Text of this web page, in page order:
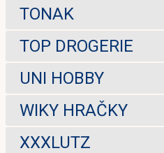
TONAK
TOP DROGERIE
UNI HOBBY
WIKY HRAČKY
XXXLUTZ